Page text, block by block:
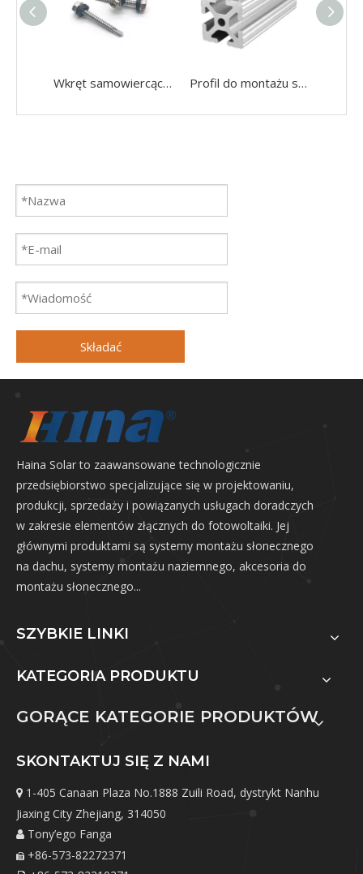
Wkręt samowiercący Philips Drive ze stali nierdzewnej z łbem krzyżowym Profil do montażu solarnego Aluminiowy profil aluminiowy 20x20
Składać
Haina Solar to zaawansowane technologicznie
przedsiębiorstwo specjalizujące się w projektowaniu,
produkcji, sprzedaży i powiązanych usługach doradczych
w zakresie elementów złącznych do fotowoltaiki. Jej
głównymi produktami są systemy montażu słonecznego
na dachu, systemy montażu naziemnego, akcesoria do
montażu słonecznego...
SZYBKIE LINKI
KATEGORIA PRODUKTU
GORĄCE KATEGORIE PRODUKTÓW
SKONTAKTUJ SIĘ Z NAMI
 1-405 Canaan Plaza No.1888 Zuili Road, dystrykt Nanhu
Jiaxing City Zhejiang, 314050
 Tony’ego Fanga
 +86-573-82272371